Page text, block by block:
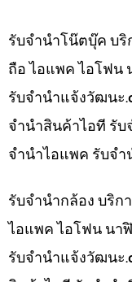
รับจำนำโน๊ตบุ๊ค บ
ถือ ไอแพค ไอโฟน
รับจํานําแจ้งวัฒนะ
จำนำสินค้าไอที รั
จำนำไอแพค รับจำ
รับจำนำกล้อง บริก
ไอแพค ไอโฟน นา
รับจํานําแจ้งวัฒนะ